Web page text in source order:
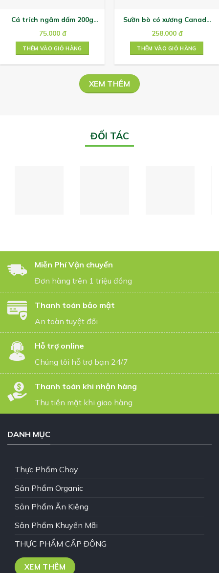
Cá trích ngâm dấm 200g
75.000 đ
THÊM VÀO GIỎ HÀNG
Sườn bò có xương Canada
258.000 đ
THÊM VÀO GIỎ HÀNG
XEM THÊM
ĐỐI TÁC
Miễn Phí Vận chuyển
Đơn hàng trên 1 triệu đồng
Thanh toán bảo mật
An toàn tuyệt đối
Hỗ trợ online
Chúng tôi hỗ trợ bạn 24/7
Thanh toán khi nhận hàng
Thu tiền mặt khi giao hàng
DANH MỤC
Thực Phẩm Chay
Sản Phẩm Organic
Sản Phẩm Ăn Kiêng
Sản Phẩm Khuyến Mãi
THỰC PHẨM CẤP ĐÔNG
XEM THÊM